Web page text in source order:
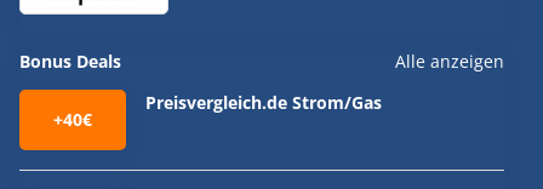
Bonus Deals Alle anzeigen
+40€
Preisvergleich.de Strom/Gas